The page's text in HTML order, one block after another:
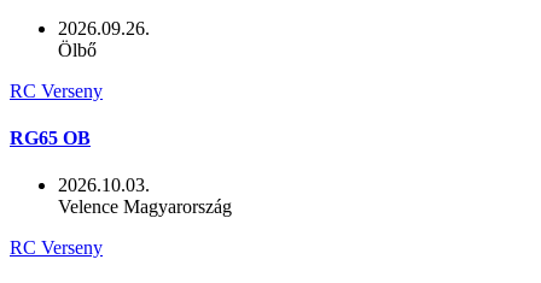
2026.09.26.
Ölbő
RC Verseny
RG65 OB
2026.10.03.
Velence Magyarország
RC Verseny